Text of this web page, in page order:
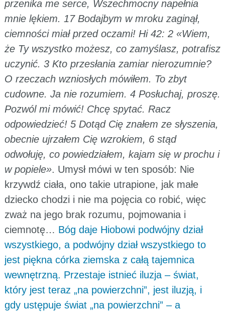
przenika me serce, Wszechmocny napełnia
mnie lękiem. 17 Bodajbym w mroku zaginął,
ciemności miał przed oczami! Hi 42: 2 «Wiem,
że Ty wszystko możesz, co zamyślasz, potrafisz
uczynić. 3 Kto przesłania zamiar nierozumnie?
O rzeczach wzniosłych mówiłem. To zbyt
cudowne. Ja nie rozumiem. 4 Posłuchaj, proszę.
Pozwól mi mówić! Chcę spytać. Racz
odpowiedzieć! 5 Dotąd Cię znałem ze słyszenia,
obecnie ujrzałem Cię wzrokiem, 6 stąd
odwołuję, co powiedziałem, kajam się w prochu i
w popiele». Umysł mówi w ten sposób: Nie
krzywdź ciała, ono takie utrapione, jak małe
dziecko chodzi i nie ma pojęcia co robić, więc
zważ na jego brak rozumu, pojmowania i
ciemnotę… Bóg daje Hiobowi podwójny dział
wszystkiego, a podwójny dział wszystkiego to
jest piękna córka ziemska z całą tajemnica
wewnętrzną. Przestaje istnieć iluzja – świat,
który jest teraz „na powierzchni”, jest iluzją, i
gdy ustępuje świat „na powierzchni” – a